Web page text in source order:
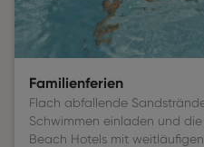
Familienferien
Flach abfallende
Schwimmen einladen und
Beach Hotels mit